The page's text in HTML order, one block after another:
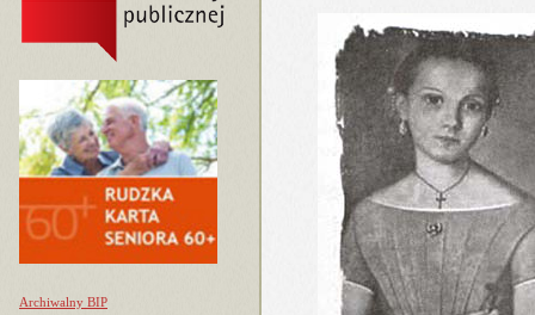
Archiwalny BIP